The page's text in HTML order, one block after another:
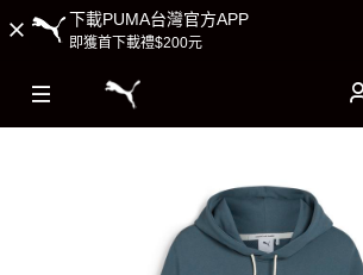
下載PUMA台灣官方APP
即獲首下載禮$200元